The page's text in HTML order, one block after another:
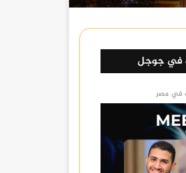
في جوجل
في مصر